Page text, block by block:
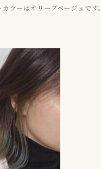
ラーはオリーブベージュです。